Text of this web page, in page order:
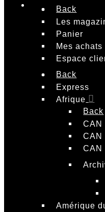
Back
Les
Panier
Mes achats
Espace
Back
Express
Afrique
Back
CAN
CAN
CAN
Amérique